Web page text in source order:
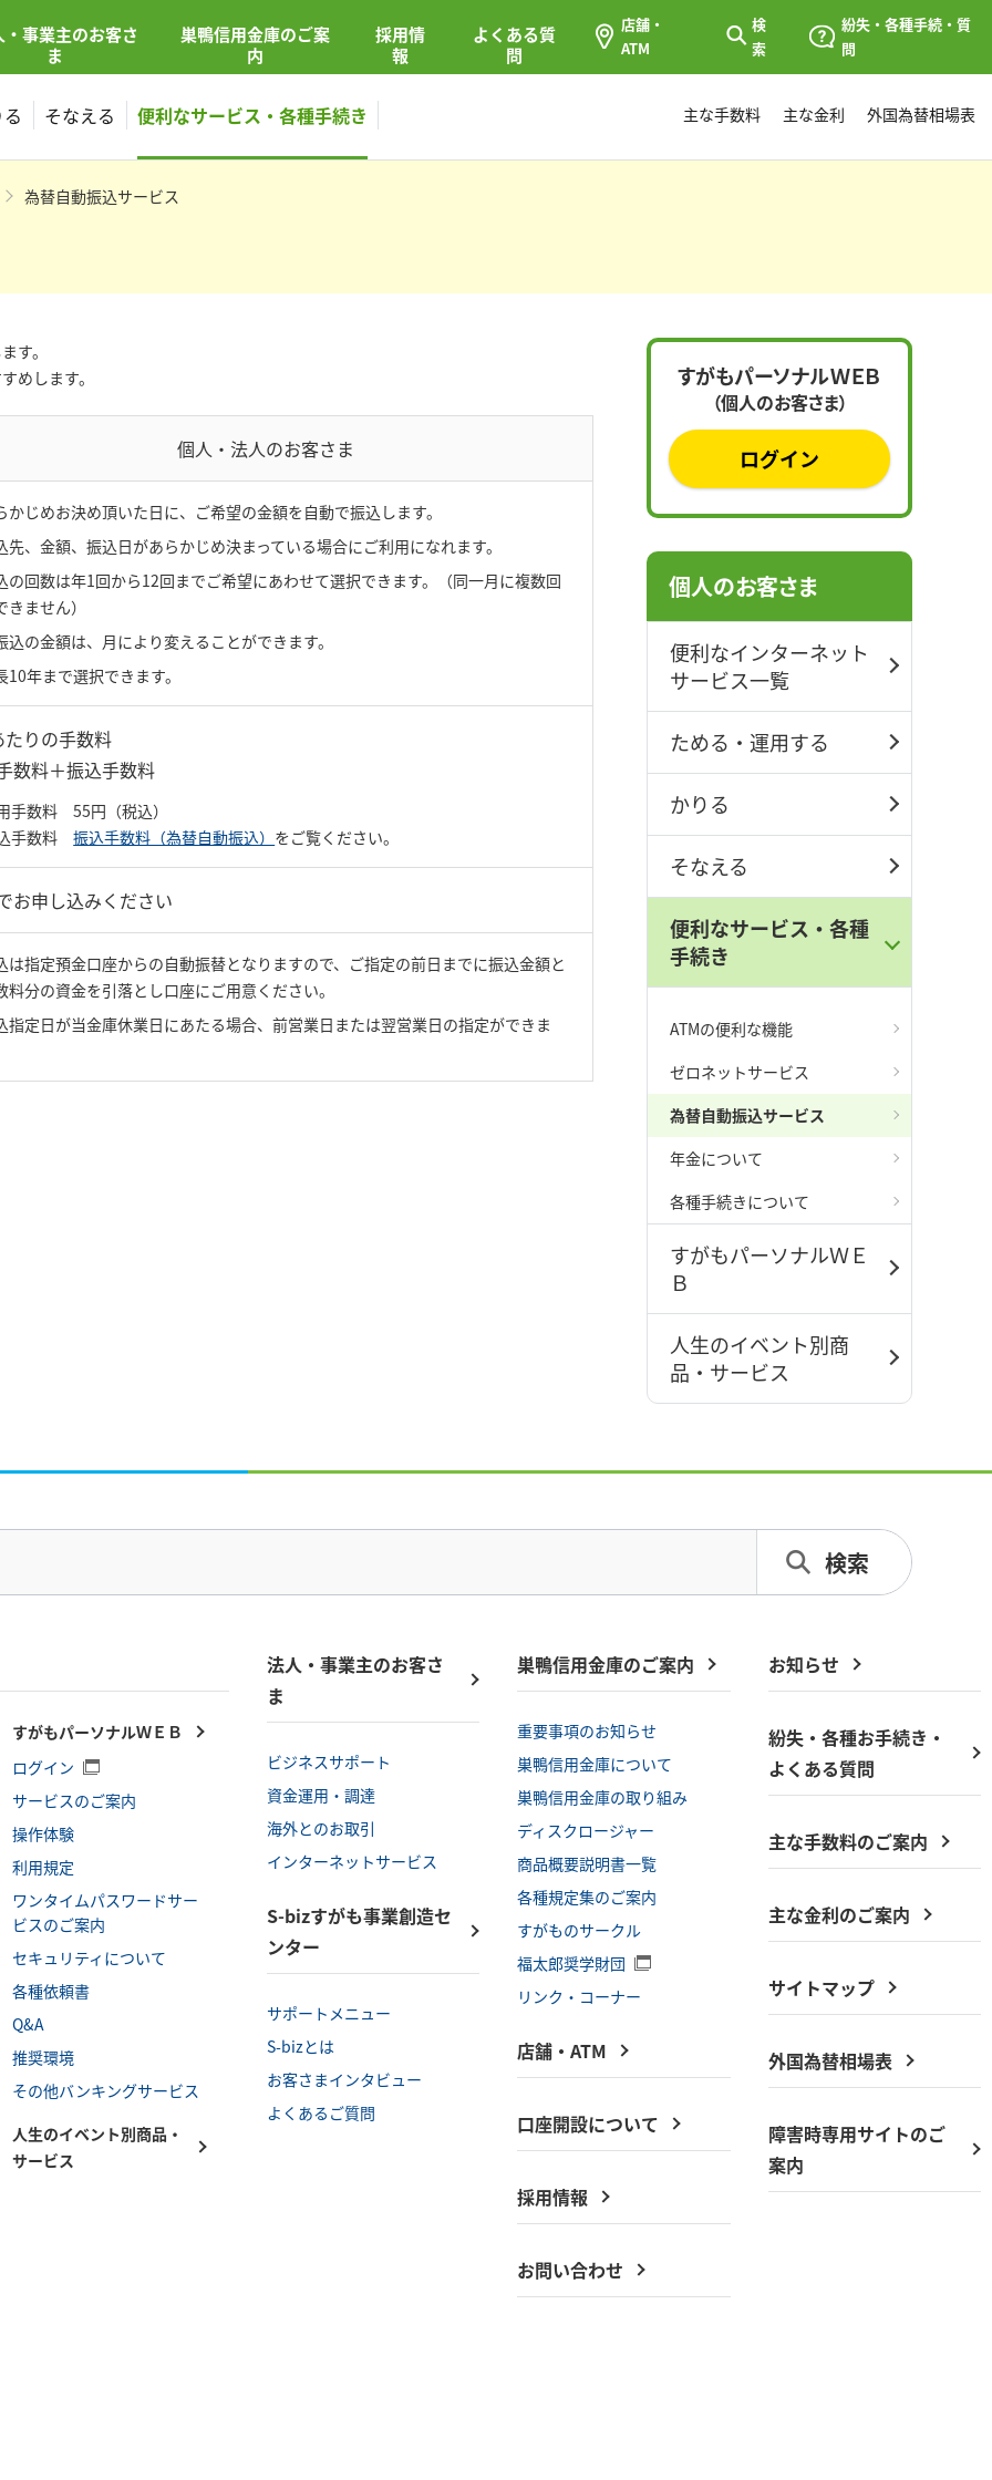
・事業主のお客さ
ま
巣鴨信用金庫のご案
内
採用情
報
よくある質
問
店舗・
ATM
検
索
紛失・各種手続・質
問
そなえる 便利なサービス・各種手続き 主な手数料 主な金利 外国為替相場表
為替自動振込サービス
す。
めします。
個人・法人のお客さま
かじめお決め頂いた日に、ご希望の金額を自動で振込します。
先、金額、振込日があらかじめ決まっている場合にご利用になれます。
の回数は年1回から12回までご希望にあわせて選択できます。（同一月に複数回
きません）
込の金額は、月により変えることができます。
10年まで選択できます。
たりの手数料
数料＋振込手数料
手数料 55円（税込）
手数料振込手数料（為替自動振込） をご覧ください。
お申し込みください
は指定預金口座からの自動振替となりますので、ご指定の前日までに振込金額と
料分の資金を引落とし口座にご用意ください。
指定日が当金庫休業日にあたる場合、前営業日または翌営業日の指定ができま
すがもパーソナルＷＥＢ
（個人のお客さま）
ログイン
個人のお客さま
便利なインターネット
サービス一覧
ためる・運用する
かりる
そなえる
便利なサービス・各種
手続き
ATMの便利な機能
ゼロネットサービス
為替自動振込サービス
年金について
各種手続きについて
すがもパーソナルＷＥ
Ｂ
人生のイベント別商
品・サービス
すがもパーソナルＷＥＢ
ログイン
サービスのご案内
操作体験
利用規定
ワンタイムパスワードサー
ビスのご案内
セキュリティについて
各種依頼書
Q&A
推奨環境
その他バンキングサービス
人生のイベント別商品・
サービス
法人・事業主のお客さ
ま
ビジネスサポート
資金運用・調達
海外とのお取引
インターネットサービス
S-bizすがも事業創造セ
ンター
サポートメニュー
S-bizとは
お客さまインタビュー
よくあるご質問
巣鴨信用金庫のご案内
重要事項のお知らせ
巣鴨信用金庫について
巣鴨信用金庫の取り組み
ディスクロージャー
商品概要説明書一覧
各種規定集のご案内
すがものサークル
福太郎奨学財団
リンク・コーナー
店舗・ATM
口座開設について
採用情報
お問い合わせ
お知らせ
紛失・各種お手続き・
よくある質問
主な手数料のご案内
主な金利のご案内
サイトマップ
外国為替相場表
障害時専用サイトのご
案内